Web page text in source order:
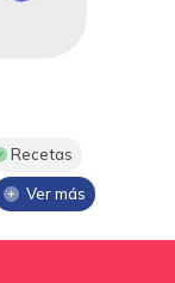
Recetas
Ver más